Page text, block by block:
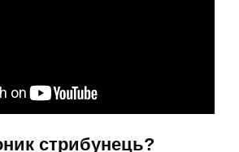
стрибунець?